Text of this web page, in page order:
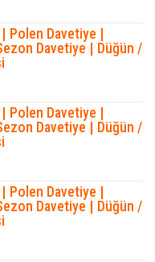
| Polen Davetiye |
Davetiye | Düğün /
| Polen Davetiye |
Davetiye | Düğün /
| Polen Davetiye |
Davetiye | Düğün /